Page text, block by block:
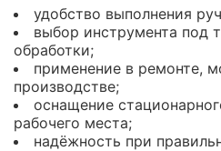
удобство выполнения
выбор инструмента под
обработки;
применение в ремонте,
производстве;
оснащение
рабочего места;
надёжность при